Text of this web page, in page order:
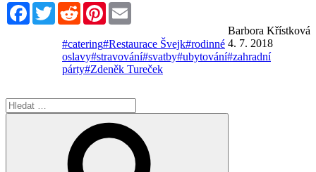
FacebookTwitterRedditPinterest
Barbora Křístková
4. 7. 2018
#catering#Restaurace Švejk#rodinné
oslavy#stravování#svatby#ubytování#zahradní
párty#Zdeněk Tureček
Hledat: